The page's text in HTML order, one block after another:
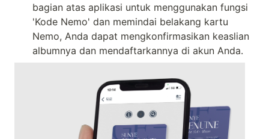
bagian atas aplikasi untuk menggunakan fungsi
'Kode Nemo' dan memindai belakang kartu
Nemo, Anda dapat mengkonfirmasikan keaslian
albumnya dan mendaftarkannya di akun Anda.